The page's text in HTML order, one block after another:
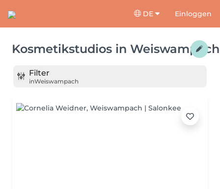
DE Einloggen
Kosmetikstudios in Weiswampach
Filter
inWeiswampach